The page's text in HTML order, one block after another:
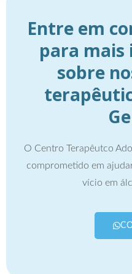
Entre em
para mais
sobre
O Centro Terapêutco
comprometido em
vício em